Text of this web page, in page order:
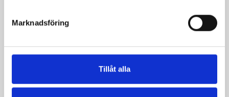
Marknadsföring
Tillåt alla